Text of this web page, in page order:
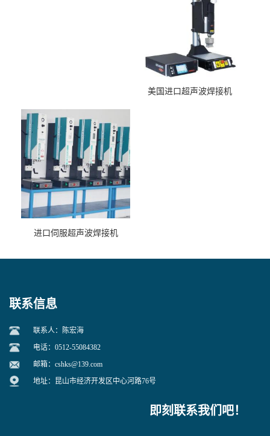
美国进口超声波焊接机
进口伺服超声波焊接机
联系信息
联系人：陈宏海
电话：0512-55084382
邮箱： cshks@139.com
地址：昆山市经济开发区中心河路76号
即刻联系我们吧！